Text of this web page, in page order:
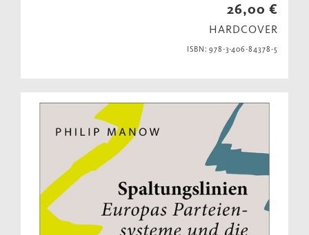
26,00 €
HARDCOVER
ISBN: 978-3-406-84378-5